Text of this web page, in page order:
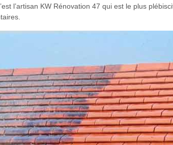
l’artisan KW Rénovation 47 qui est le plus